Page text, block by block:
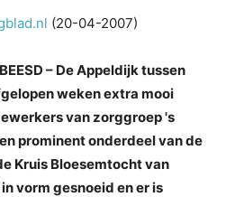
(20-04-2007)
– De Appeldijk tussen
weken extra mooi
van zorggroep 's
prominent onderdeel van de
Kruis Bloesemtocht van
vorm gesnoeid en er is